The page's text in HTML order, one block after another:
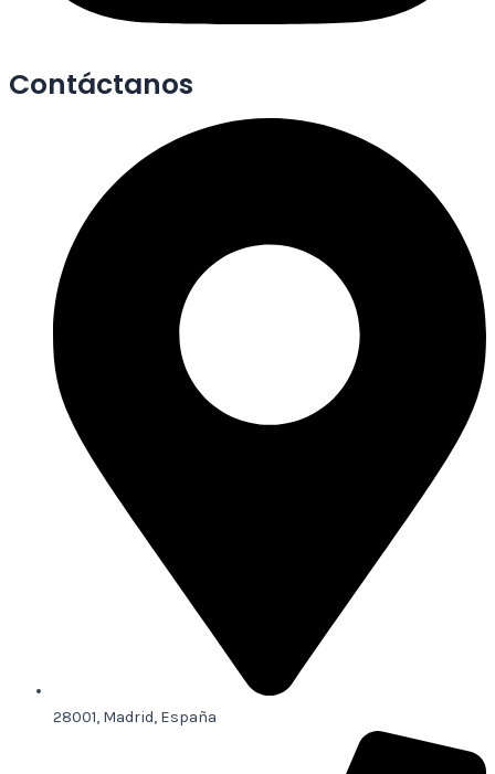
Contáctanos
28001, Madrid, España